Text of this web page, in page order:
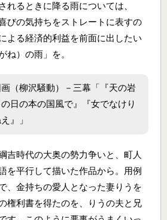
れるときに降る雨については、
びの気持ちをストレートに表すの
よる経済的利益を前面に出したい
ね）の雨」を。
（柳沢騒動）－三幕「『天の岩
日の本の国風で』『女でなけり
』」
吉時代の大奥の勢力争いと、町人
を平行して描いた作品から。用例
、金持ちの愛人となった妻りうを
権利書を得たのを、りうの夫と兄